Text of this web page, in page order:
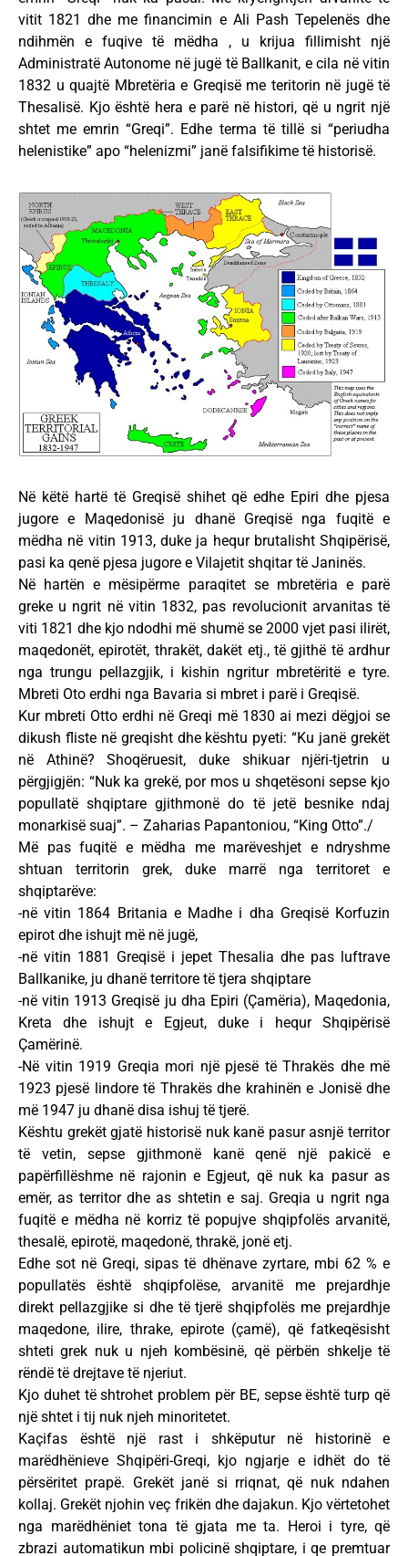
vitit 1821 dhe me financimin e Ali Pash Tepelenës dhe
ndihmën e fuqive të mëdha , u krijua fillimisht një
Administratë Autonome në jugë të Ballkanit, e cila në vitin
1832 u quajtë Mbretëria e Greqisë me teritorin në jugë të
Thesalisë. Kjo është hera e parë në histori, që u ngrit një
shtet me emrin “Greqi”. Edhe terma të tillë si “periudha
helenistike” apo “helenizmi” janë falsifikime të historisë.
Në këtë hartë të Greqisë shihet që edhe Epiri dhe pjesa
jugore e Maqedonisë ju dhanë Greqisë nga fuqitë e
mëdha në vitin 1913, duke ja hequr brutalisht Shqipërisë,
pasi ka qenë pjesa jugore e Vilajetit shqitar të Janinës.
Në hartën e mësipërme paraqitet se mbretëria e parë
greke u ngrit në vitin 1832, pas revolucionit arvanitas të
viti 1821 dhe kjo ndodhi më shumë se 2000 vjet pasi ilirët,
maqedonët, epirotët, thrakët, dakët etj., të gjithë të ardhur
nga trungu pellazgjik, i kishin ngritur mbretëritë e tyre.
Mbreti Oto erdhi nga Bavaria si mbret i parë i Greqisë.
Kur mbreti Otto erdhi në Greqi më 1830 ai mezi dëgjoi se
dikush fliste në greqisht dhe kështu pyeti: “Ku janë grekët
në Athinë? Shoqëruesit, duke shikuar njëri-tjetrin u
përgjigjën: “Nuk ka grekë, por mos u shqetësoni sepse kjo
popullatë shqiptare gjithmonë do të jetë besnike ndaj
monarkisë suaj”. – Zaharias Papantoniou, “King Otto”./
Më pas fuqitë e mëdha me marëveshjet e ndryshme
shtuan territorin grek, duke marrë nga territoret e
shqiptarëve:
-në vitin 1864 Britania e Madhe i dha Greqisë Korfuzin
epirot dhe ishujt më në jugë,
-në vitin 1881 Greqisë i jepet Thesalia dhe pas luftrave
Ballkanike, ju dhanë territore të tjera shqiptare
-në vitin 1913 Greqisë ju dha Epiri (Çamëria), Maqedonia,
Kreta dhe ishujt e Egjeut, duke i hequr Shqipërisë
Çamërinë.
-Në vitin 1919 Greqia mori një pjesë të Thrakës dhe më
1923 pjesë lindore të Thrakës dhe krahinën e Jonisë dhe
më 1947 ju dhanë disa ishuj të tjerë.
Kështu grekët gjatë historisë nuk kanë pasur asnjë territor
të vetin, sepse gjithmonë kanë qenë një pakicë e
papërfillëshme në rajonin e Egjeut, që nuk ka pasur as
emër, as territor dhe as shtetin e saj. Greqia u ngrit nga
fuqitë e mëdha në korriz të popujve shqipfolës arvanitë,
thesalë, epirotë, maqedonë, thrakë, jonë etj.
Edhe sot në Greqi, sipas të dhënave zyrtare, mbi 62 % e
popullatës është shqipfolëse, arvanitë me prejardhje
direkt pellazgjike si dhe të tjerë shqipfolës me prejardhje
maqedone, ilire, thrake, epirote (çamë), që fatkeqësisht
shteti grek nuk u njeh kombësinë, që përbën shkelje të
rëndë të drejtave të njeriut.
Kjo duhet të shtrohet problem për BE, sepse është turp që
një shtet i tij nuk njeh minoritetet.
Kaçifas është një rast i shkëputur në historinë e
marëdhënieve Shqipëri-Greqi, kjo ngjarje e idhët do të
përsëritet prapë. Grekët janë si rriqnat, që nuk ndahen
kollaj. Grekët njohin veç frikën dhe dajakun. Kjo vërtetohet
nga marëdhëniet tona të gjata me ta. Heroi i tyre, që
zbrazi automatikun mbi policinë shqiptare, i qe premtuar